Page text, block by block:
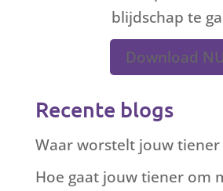
blijdschap te
Download NU
Recente blogs
Waar worstelt jouw tiener
Hoe gaat jouw tiener om